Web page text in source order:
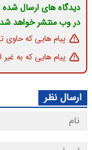
دیدگاه های ارسال
در وب منتشر خواهد
پیام هایی که حاوی
پیام هایی که به
ارسال نظر